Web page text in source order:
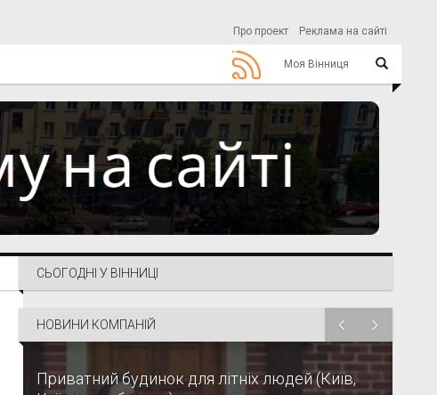
Про проект Реклама на сайті
Моя Вінниця
СЬОГОДНІ У ВІННИЦІ
НОВИНИ КОМПАНІЙ
Приватний будинок для літніх людей (Київ,